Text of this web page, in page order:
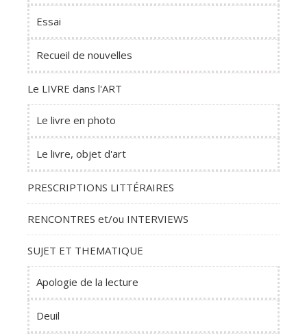
Essai
Recueil de nouvelles
Le LIVRE dans l'ART
Le livre en photo
Le livre, objet d'art
PRESCRIPTIONS LITTÉRAIRES
RENCONTRES et/ou INTERVIEWS
SUJET ET THEMATIQUE
Apologie de la lecture
Deuil